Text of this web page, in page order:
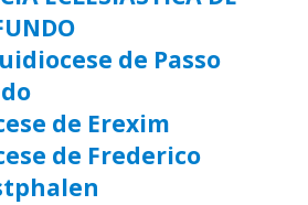
de Passo
de Erexim
de Frederico